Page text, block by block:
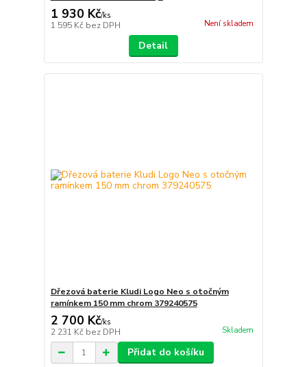
1 930 Kč/ks
1 595 Kč bez DPH Není skladem
Detail
Dřezová baterie Kludi Logo Neo s otočným
ramínkem 150 mm chrom 379240575
2 700 Kč/ks
2 231 Kč bez DPH Skladem
Přidat do košíku